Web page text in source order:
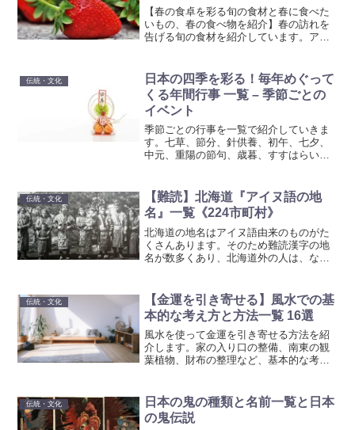
【春の食卓を彩る旬の食材と春に食べた
いもの、春の食べ物を紹介】春の訪れを
告げる旬の食材を紹介しています。アス
富な美味しい料理を楽しみましょう。春
の食材を味わい尽くし、季節の変わり目
を美食で彩ってみませんか。
伝統・文化
日本の四季を彩る！毎年めぐって
くる年間行事 一覧 – 季節ごとの
イベント
季節ごとの行事を一覧で紹介していきま
す。七草、節分、針供養、初午、七夕、
中元、重陽の節句、歳暮、すすはらいな
事について学んでみませんか？
伝統・文化
【難読】北海道『アイヌ語の地
名』一覧《224市町村》
北海道の地名はアイヌ語由来のものがた
くさんあります。そのため難読漢字の地
名が数多くあり、北海道外の人は、なか
介していきます。
伝統・文化
【金運を引き寄せる】風水での基
本的な考え方と方法一覧 16選
風水を使って金運を引き寄せる方法を紹
介します。家の入り口の整備、南東の観
葉植物、財布の整理など、基本的な考え
伝統・文化
日本の鬼の種類と名前一覧と日本
の鬼伝説